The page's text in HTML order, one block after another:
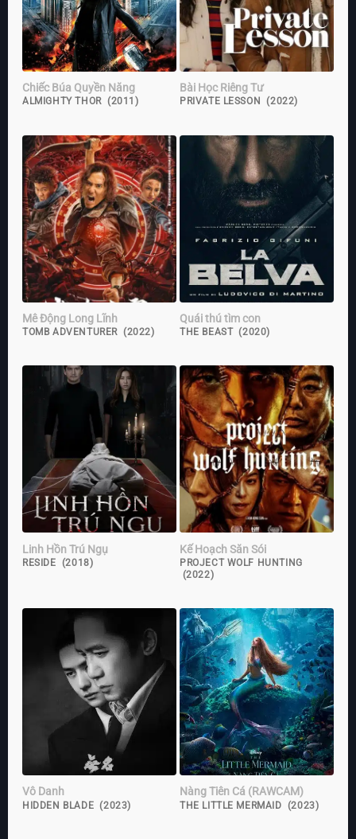
Chiếc Búa Quyền Năng
ALMIGHTY THOR (2011)
Bài Học Riêng Tư
PRIVATE LESSON (2022)
Mê Động Long Lĩnh
TOMB ADVENTURER (2022)
Quái thú tìm con
THE BEAST (2020)
Linh Hồn Trú Ngụ
RESIDE (2018)
Kế Hoạch Săn Sói
PROJECT WOLF HUNTING
(2022)
Vô Danh
HIDDEN BLADE (2023)
Nàng Tiên Cá (RAWCAM)
THE LITTLE MERMAID (2023)